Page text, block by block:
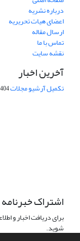
درباره نشریه
اعضای هیات تحریریه
ارسال مقاله
تماس با ما
نقشه سایت
آخرین اخبار
تکمیل آرشیو مجلات05-08
اشتراک خبرنامه
برای دریافت اخبار و
شوید.